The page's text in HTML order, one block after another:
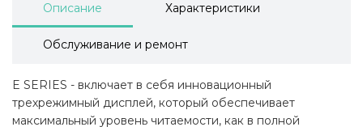
Описание Характеристики
Обслуживание и ремонт
E SERIES - включает в себя инновационный
трехрежимный дисплей, который обеспечивает
максимальный уровень читаемости, как в полной